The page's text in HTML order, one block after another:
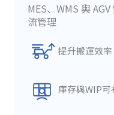
MES、WMS 與
流管理
提升搬運效率
庫存與WIP可